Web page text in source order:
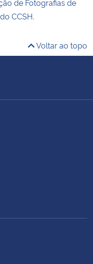
de Fotografias de
CCSH.
Voltar ao topo